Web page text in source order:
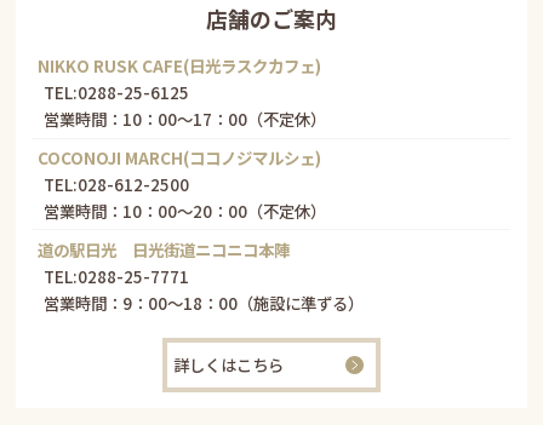
店舗のご案内
NIKKO RUSK CAFE(日光ラスクカフェ)
TEL:0288-25-6125
営業時間：10：00～17：00（不定休）
COCONOJI MARCH(ココノジマルシェ)
TEL:028-612-2500
営業時間：10：00～20：00（不定休）
道の駅日光 日光街道ニコニコ本陣
TEL:0288-25-7771
営業時間：9：00～18：00（施設に準ずる）
詳しくはこちら